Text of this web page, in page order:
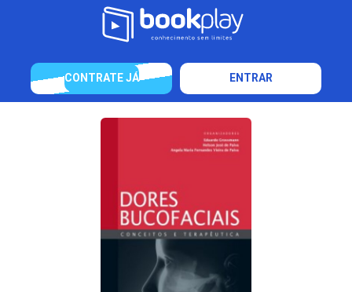
CONTRATE JÁ ENTRAR